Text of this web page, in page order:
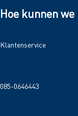
Hoe kunnen
Klantenservice
085-0646443